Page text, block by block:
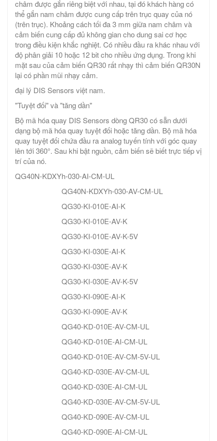
châm được gắn riêng biệt với nhau, tại đó khách hàng có
thể gắn nam châm được cung cấp trên trục quay của nó
(trên trục). Khoảng cách tối đa 3 mm giữa nam châm và
cảm biến cung cấp đủ không gian cho dung sai cơ học
trong điều kiện khắc nghiệt. Có nhiều đầu ra khác nhau với
độ phân giải 10 hoặc 12 bit cho nhiều ứng dụng. Trong khi
mặt sau của cảm biến QR30 rất nhạy thì cảm biến QR30N
lại có phần mũi nhạy cảm.
đại lý DIS Sensors việt nam.
"Tuyệt đối" và "tăng dần"
Bộ mã hóa quay DIS Sensors dòng QR30 có sẵn dưới
dạng bộ mã hóa quay tuyệt đối hoặc tăng dần. Bộ mã hóa
quay tuyệt đối chứa đầu ra analog tuyến tính với góc quay
lên tới 360°. Sau khi bật nguồn, cảm biến sẽ biết trực tiếp vị
trí của nó.
QG40N-KDXYh-030-AI-CM-UL
QG40N-KDXYh-030-AV-CM-UL
QG30-KI-010E-AI-K
QG30-KI-010E-AV-K
QG30-KI-010E-AV-K-5V
QG30-KI-030E-AI-K
QG30-KI-030E-AV-K
QG30-KI-030E-AV-K-5V
QG30-KI-090E-AI-K
QG30-KI-090E-AV-K
QG40-KD-010E-AV-CM-UL
QG40-KD-010E-AI-CM-UL
QG40-KD-010E-AV-CM-5V-UL
QG40-KD-030E-AV-CM-UL
QG40-KD-030E-AI-CM-UL
QG40-KD-030E-AV-CM-5V-UL
QG40-KD-090E-AV-CM-UL
QG40-KD-090E-AI-CM-UL